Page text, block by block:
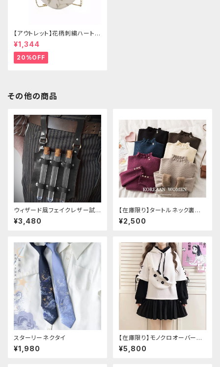
【アウトレット】花柄刺繍ハートバ
ッグ
¥1,344
20%OFF
その他の商品
ウィザード風フェイクレザー試
験管ホルダー
¥3,480
【在庫限り】タートルネック裏起
毛セーター
¥2,500
スターリーネクタイ
¥1,980
【在庫限り】モノクロオーバーサ
イズパンダパーカー
¥5,800